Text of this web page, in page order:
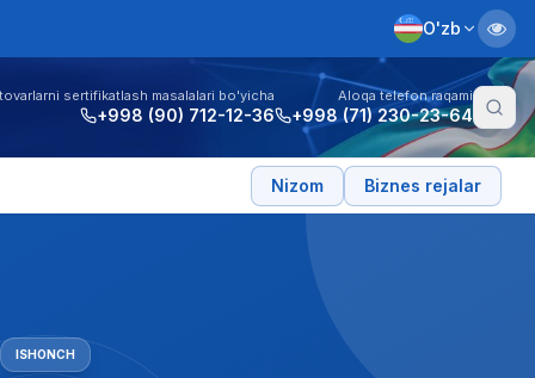
O'zb
sertifikatlash masalalari bo'yicha
+998 (90) 712-12-36
Aloqa telefon raqami
+998 (71) 230-23-64
Nizom Biznes rejalar
ISHONCH